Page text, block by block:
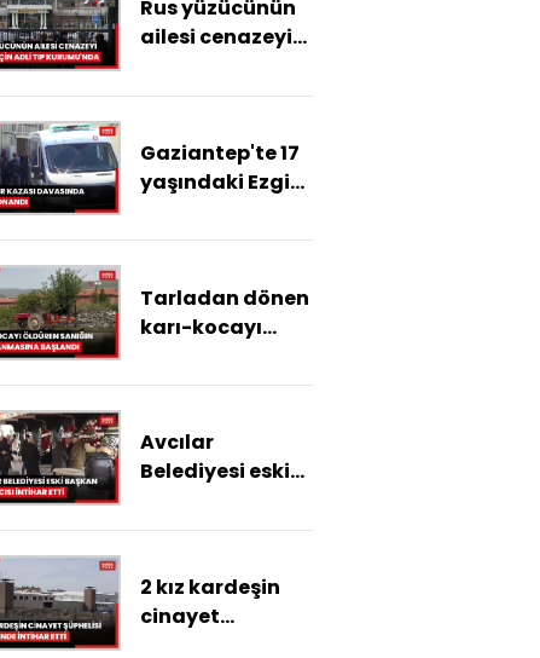
hastaneye
ulaştırıldı
Rus yüzücünün
ailesi cenazeyi
Tıp Kurumu'nda
Gaziantep'te 17
yaşındaki Ezgi
scooter kazası
karar onandı
Tarladan dönen
karı-kocayı
yargılanmasına
Avcılar
Belediyesi eski
yardımcısı
2 kız kardeşin
cinayet